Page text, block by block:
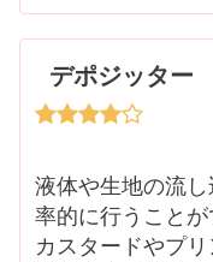
デポジッター
液体や生地の流
率的に行うことが
カスタードやプ